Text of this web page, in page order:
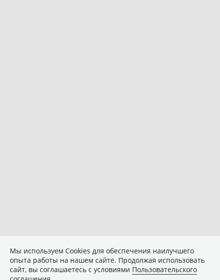
Мы используем Сookies для обеспечения наилучшего
опыта работы на нашем сайте. Продолжая использовать
сайт, вы соглашаетесь с условиями Пользовательского